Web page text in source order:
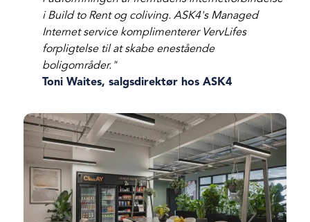
i Build to Rent og coliving. ASK4's Managed
Internet service komplimenterer VervLifes
forpligtelse til at skabe enestående
boligområder."
Toni Waites, salgsdirektør hos ASK4